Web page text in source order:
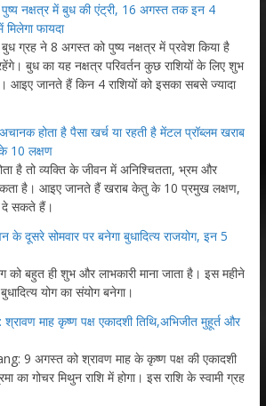
नक्षत्र में बुध की एंट्री, 16 अगस्त तक इन 4
मिलेगा फायदा
ग्रह ने 8 अगस्त को पुष्य नक्षत्र में प्रवेश किया है
बुध का यह नक्षत्र परिवर्तन कुछ राशियों के लिए शुभ
जानते हैं किन 4 राशियों को इसका सबसे ज्यादा
होता है पैसा खर्च या रहती है मेंटल प्रॉब्लम खराब
10 लक्षण
है तो व्यक्ति के जीवन में अनिश्चितता, भ्रम और
है। आइए जानते हैं खराब केतु के 10 प्रमुख लक्षण,
दे सकते हैं।
दूसरे सोमवार पर बनेगा बुधादित्य राजयोग, इन 5
को बहुत ही शुभ और लाभकारी माना जाता है। इस महीने
योग का संयोग बनेगा।
माह कृष्ण पक्ष एकादशी तिथि,अभिजीत मुहूर्त और
9 अगस्त को श्रावण माह के कृष्ण पक्ष की एकादशी
का गोचर मिथुन राशि में होगा। इस राशि के स्वामी ग्रह